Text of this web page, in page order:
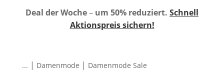
Deal der Woche– um 50% reduziert. Schnell
Aktionspreis sichern!
... | Damenmode | Damenmode Sale